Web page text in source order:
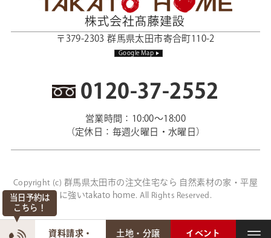
〒379-2303 群馬県太田市寄合町110-2
Google Map
0120-37-2552
営業時間：10:00～18:00
（定休日：毎週火曜日・水曜日）
Copyright (c) 群馬県太田市の注文住宅なら 自然素材の家・平屋
に強いtakato home. All Rights Reserved.
当日予約は
こちら！
資料請求・ 土地・分譲 イベント